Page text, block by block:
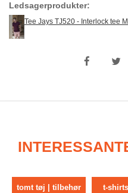
Ledsagerprodukter:
Tee Jays TJ520 - Interlock tee
tomt tøj | tilbehør t-shirts